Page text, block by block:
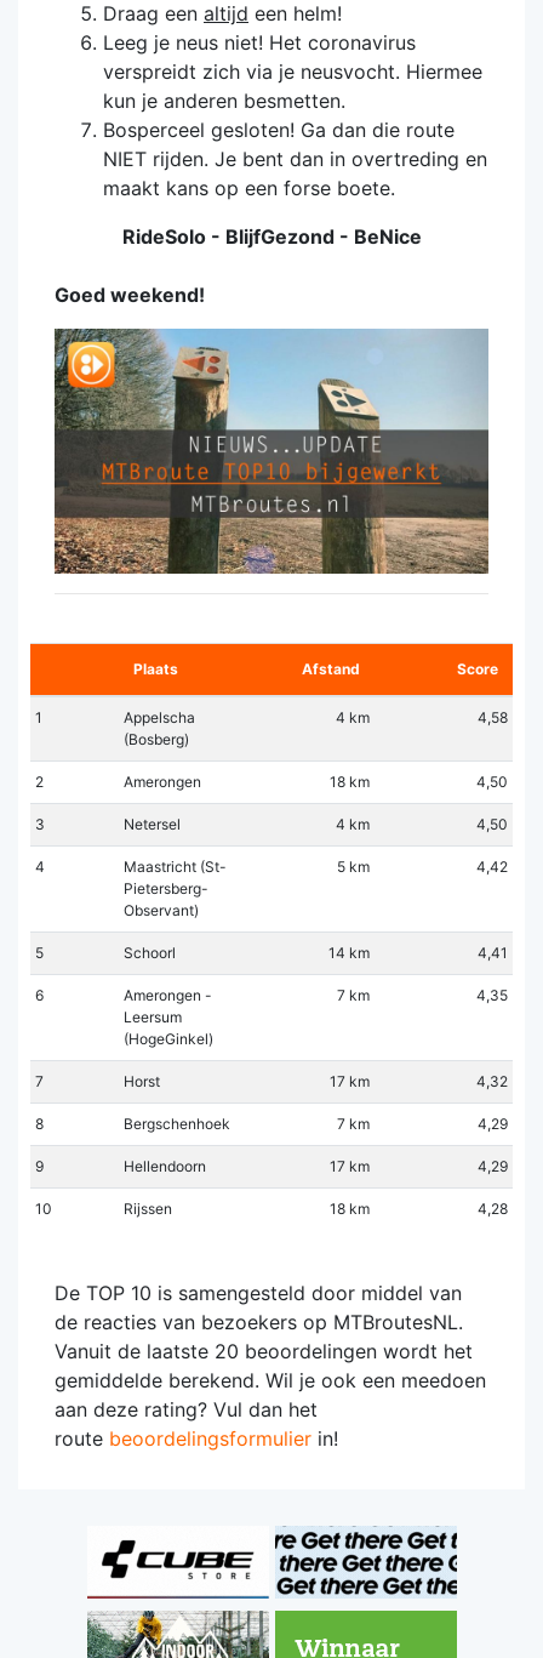
Draag een altijd een helm!
Leeg je neus niet! Het coronavirus
verspreidt zich via je neusvocht. Hiermee
kun je anderen besmetten.
Bosperceel gesloten! Ga dan die route
NIET rijden. Je bent dan in overtreding en
maakt kans op een forse boete.
RideSolo - BlijfGezond - BeNice
Goed weekend!
Plaats Afstand Score
1
Appelscha
(Bosberg)
4 km 4,58
2 Amerongen 18 km 4,50
3 Netersel 4 km 4,50
4
Maastricht (St-
Pietersberg-
Observant)
5 km 4,42
5 Schoorl 14 km 4,41
6
Amerongen -
Leersum
(HogeGinkel)
7 km 4,35
7 Horst 17 km 4,32
8 Bergschenhoek 7 km 4,29
9 Hellendoorn 17 km 4,29
10 Rijssen 18 km 4,28
De TOP 10 is samengesteld door middel van
de reacties van bezoekers op MTBroutesNL.
Vanuit de laatste 20 beoordelingen wordt het
gemiddelde berekend. Wil je ook een meedoen
aan deze rating? Vul dan het
route beoordelingsformulier in!